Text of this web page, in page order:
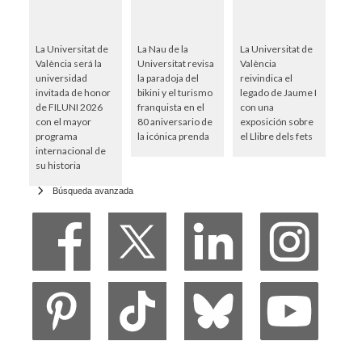
La Universitat de
València será la
universidad
invitada de honor
de FILUNI 2026
con el mayor
programa
internacional de
su historia
La Nau de la
Universitat revisa
la paradoja del
bikini y el turismo
franquista en el
80 aniversario de
la icónica prenda
La Universitat de
València
reivindica el
legado de Jaume I
con una
exposición sobre
el Llibre dels fets
Búsqueda avanzada